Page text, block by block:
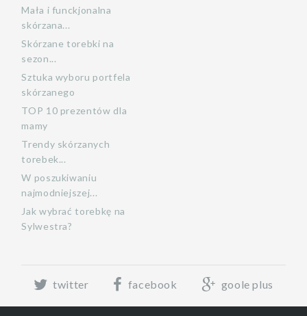
Mała i funckjonalna
skórzana...
Skórzane torebki na
sezon...
Sztuka wyboru portfela
skórzanego
TOP 10 prezentów dla
mamy
Trendy skórzanych
torebek...
W poszukiwaniu
najmodniejszej...
Jak wybrać torebkę na
Sylwestra?
twitter facebook goole plus